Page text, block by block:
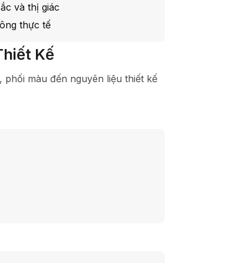
và thị giác
thực tế
Kế
màu đến nguyên liệu thiết kế